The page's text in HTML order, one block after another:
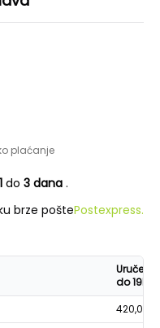
plaćanje
1 do 3 dana .
brze poštePostexpress.
Uručenje
do 19h
420,00